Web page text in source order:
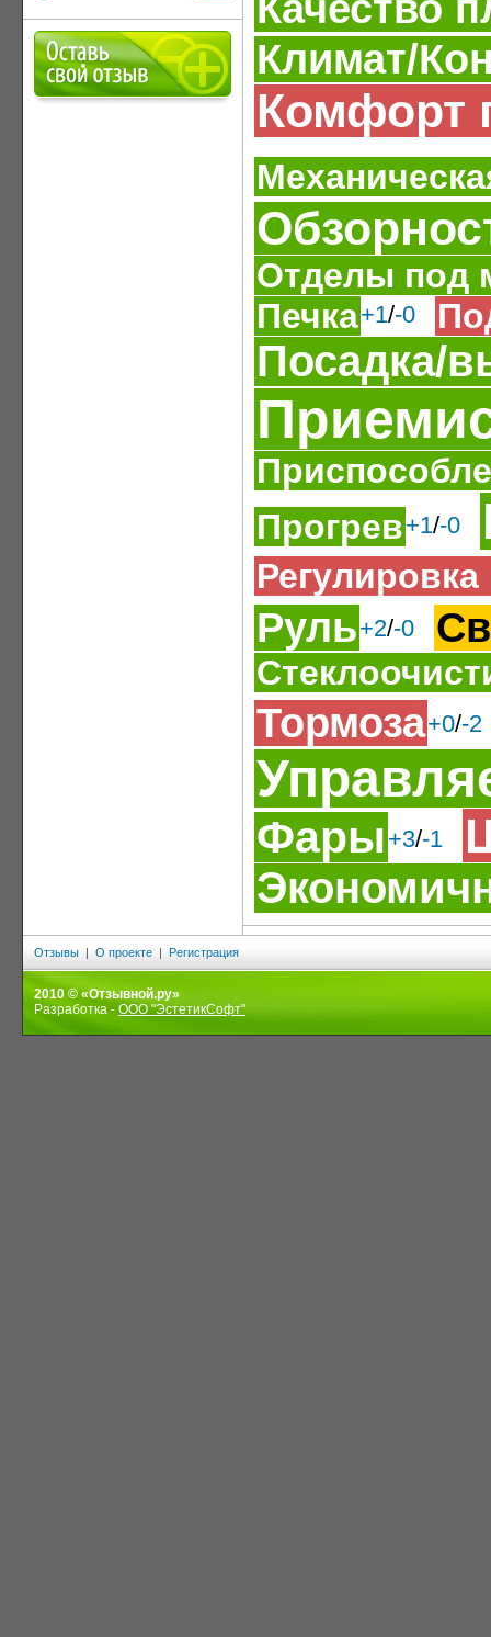
Климат/
Комфорт
Отделы под
Печка+1/-0
Посадка/
Прогрев+1/-0
Регулировка
Руль+2/-0
Тормоза+0/-2
Фары +3/-1
Отзывы | О проекте | Регистрация
2010 © «Отзывной.ру»
Разработка - ООО "ЭстетикСофт"